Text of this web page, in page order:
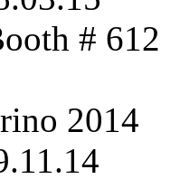
# 612
2014